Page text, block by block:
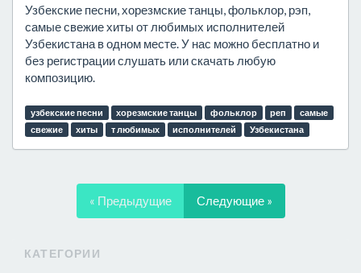
Узбекские песни, хорезмские танцы, фольклор, рэп,
самые свежие хиты от любимых исполнителей
Узбекистана в одном месте. У нас можно бесплатно и
без регистрации слушать или скачать любую
композицию.
узбекские песни хорезмские танцы фольклор реп
самые
свежие
хиты т любимых исполнителей Узбекистана
« Предыдущие Следующие »
КАТЕГОРИИ